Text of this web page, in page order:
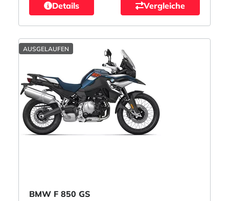
Details Vergleiche
AUSGELAUFEN
BMW F 850 GS